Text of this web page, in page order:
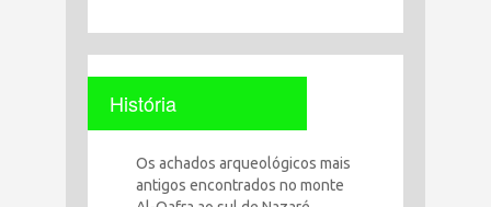
História
Os achados arqueológicos mais
antigos encontrados no monte